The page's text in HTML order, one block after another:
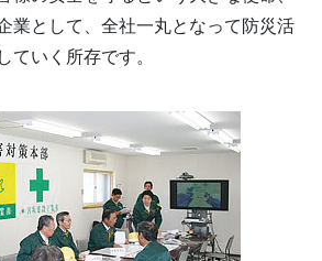
業として、全社一丸となって防災活
ていく所存です。